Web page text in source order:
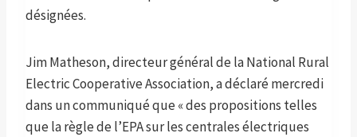
désignées.
Jim Matheson, directeur général de la National Rural
Electric Cooperative Association, a déclaré mercredi
dans un communiqué que « des propositions telles
que la règle de l’EPA sur les centrales électriques